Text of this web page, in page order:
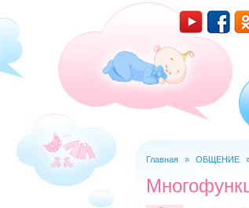
Главная » ОБЩЕНИЕ